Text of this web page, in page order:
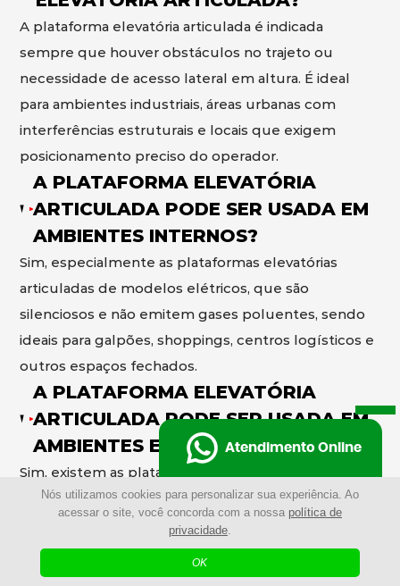
Nós utilizamos cookies para personalizar sua experiência. Ao
acessar o site, você concorda com a nossa política de
privacidade.
OK
A plataforma elevatória articulada é indicada
sempre que houver obstáculos no trajeto ou
necessidade de acesso lateral em altura. É ideal
para ambientes industriais, áreas urbanas com
interferências estruturais e locais que exigem
posicionamento preciso do operador.
A PLATAFORMA ELEVATÓRIA
ARTICULADA PODE SER USADA EM
AMBIENTES INTERNOS?
Sim, especialmente as plataformas elevatórias
articuladas de modelos elétricos, que são
silenciosos e não emitem gases poluentes, sendo
ideais para galpões, shoppings, centros logísticos e
outros espaços fechados.
A PLATAFORMA ELEVATÓRIA
ARTICULADA PODE SER USADA EM
AMBIENTES EXTERNOS?
Sim, existem as plataformas elevatórias articuladas
de modelos a diesel desenvolvidos para operar em
ambientes externos, com maior potência e
capacidade de enfrentar terrenos irregulares e
condições mais exigentes.
Atendimento Online